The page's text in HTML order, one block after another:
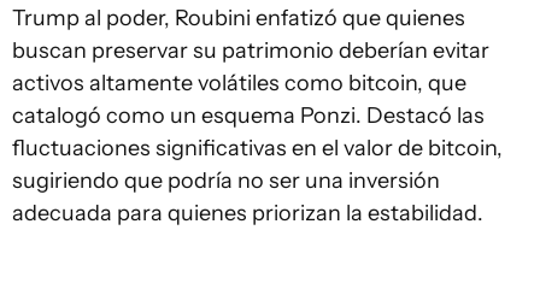
Trump al poder, Roubini enfatizó que quienes
buscan preservar su patrimonio deberían evitar
activos altamente volátiles como bitcoin, que
catalogó como un esquema Ponzi. Destacó las
fluctuaciones significativas en el valor de bitcoin,
sugiriendo que podría no ser una inversión
adecuada para quienes priorizan la estabilidad.